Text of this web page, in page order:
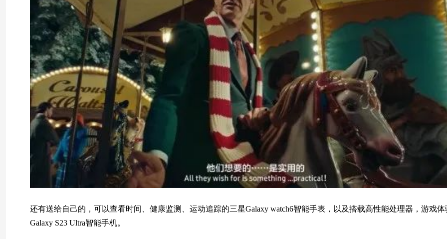
还有送给自己的，可以查看时间、健康监测、运动追踪的三星Galaxy watch6智能手表，以及搭载高性能处理器，游戏
Galaxy S23 Ultra智能手机。